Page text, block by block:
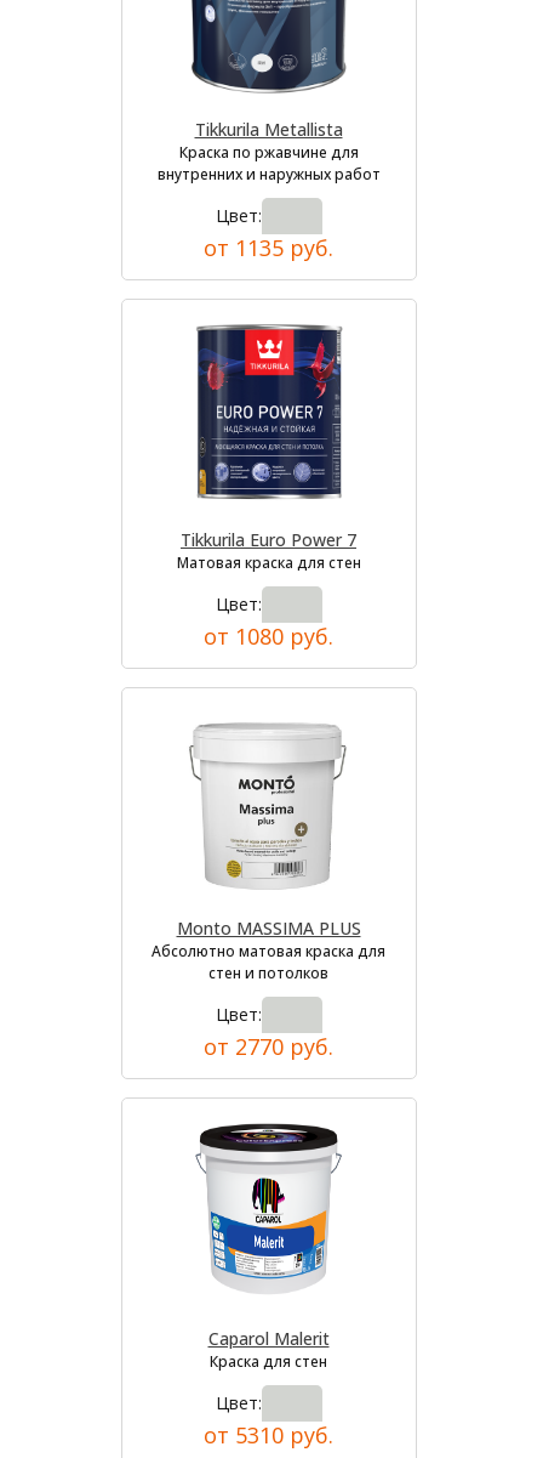
Tikkurila Metallista
Краска по ржавчине для
внутренних и наружных работ
Цвет:
от 1135 руб.
Tikkurila Euro Power 7
Матовая краска для стен
Цвет:
от 1080 руб.
Monto MASSIMA PLUS
Абсолютно матовая краска для
стен и потолков
Цвет:
от 2770 руб.
Caparol Malerit
Краска для стен
Цвет:
от 5310 руб.